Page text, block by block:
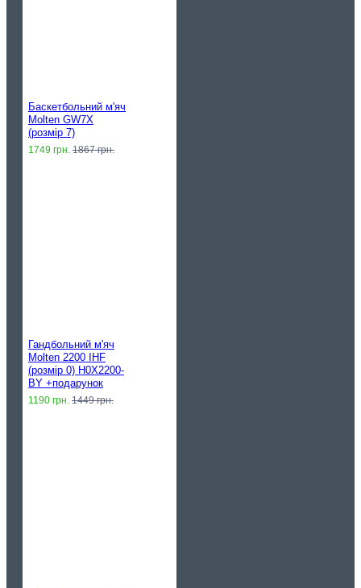
Баскетбольний м'яч
Molten GW7X
(розмір 7)
1749 грн. 1867 грн.
Гандбольний м'яч
Molten 2200 IHF
(розмір 0) H0X2200-
BY +подарунок
1190 грн. 1449 грн.